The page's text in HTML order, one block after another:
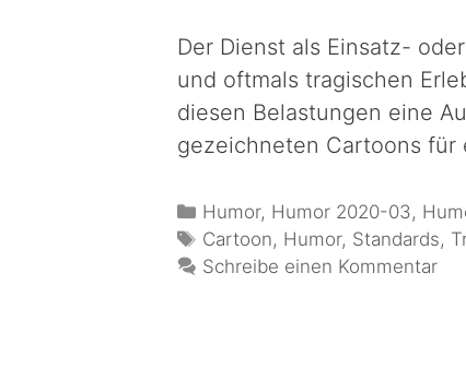
Der Dienst als Einsatz-
und oftmals tragischen
diesen Belastungen eine
gezeichneten Cartoons für
Humor, Humor 2020-03,
Cartoon, Humor, Standards,
Schreibe einen Kommentar